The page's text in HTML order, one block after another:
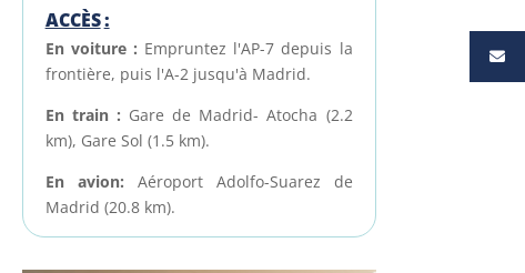
ACCÈS:
En voiture : Empruntez l'AP-7 depuis la
frontière, puis l'A-2 jusqu'à Madrid.
En train : Gare de Madrid- Atocha (2.2
km), Gare Sol (1.5 km).
En avion: Aéroport Adolfo-Suarez de
Madrid (20.8 km).